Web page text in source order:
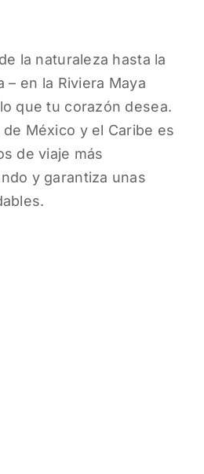
la naturaleza hasta la
en la Riviera Maya
que tu corazón desea.
México y el Caribe es
de viaje más
y garantiza unas